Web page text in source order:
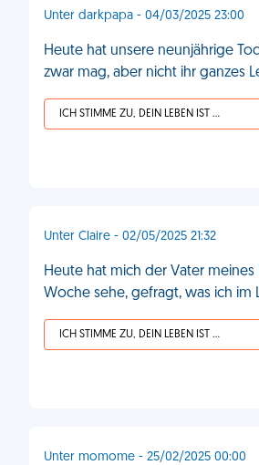
Unter darkpapa - 04/03/2025 23:00
Heute hat unsere neunjährige
zwar mag, aber nicht ihr ganzes
ICH STIMME ZU, DEIN LEBEN IST SCHEISSE
Unter Claire - 02/05/2025 21:32
Heute hat mich der Vater
Woche sehe, gefragt, was ich im
ICH STIMME ZU, DEIN LEBEN IST SCHEISSE
Unter momome - 25/02/2025 00:00